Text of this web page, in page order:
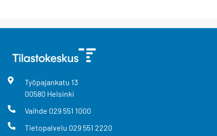
Työpajankatu 13
00580 Helsinki
Vaihde 029 551 1000
Tietopalvelu 029 551 2220